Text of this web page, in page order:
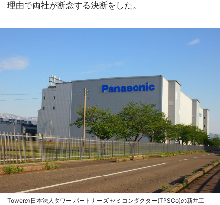
理由で両社が断念する決断をした。
Towerの日本法人タワー パートナーズ セミコンダクター(TPSCo)の新井工